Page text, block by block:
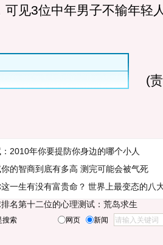
可见3位中年男子不输年轻
(
2010年你要提防你身边的哪个小人
的智商到底有多高 测完可能会被气死
一生有没有富贵命？ 世界上最变态的八
名第十二位的心理测试：荒岛求生
搜索 网页 新闻